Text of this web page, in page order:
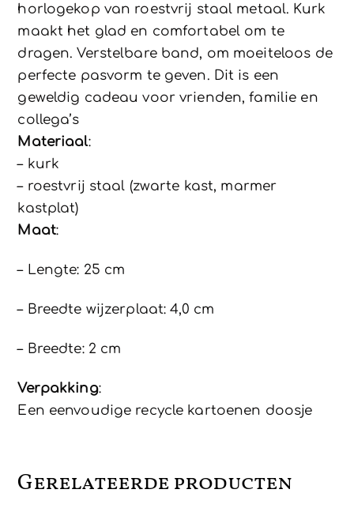
horlogekop van roestvrij staal metaal. Kurk
maakt het glad en comfortabel om te
dragen. Verstelbare band, om moeiteloos de
perfecte pasvorm te geven. Dit is een
geweldig cadeau voor vrienden, familie en
collega’s
Materiaal:
– kurk
– roestvrij staal (zwarte kast, marmer
kastplat)
Maat:
– Lengte: 25 cm
– Breedte wijzerplaat: 4,0 cm
– Breedte: 2 cm
Verpakking:
Een eenvoudige recycle kartoenen doosje
Gerelateerde producten